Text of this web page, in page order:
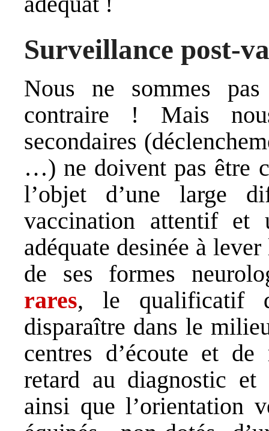
Surveillance post-
Nous ne sommes
contraire ! Mais
secondaires
…) ne doivent pas être
l’objet d’une large
vaccination attentif et
adéquate desinée à
de ses formes
rares, le
disparaître dans le
centres d’écoute et
retard au diagnostic et
ainsi que l’orientation